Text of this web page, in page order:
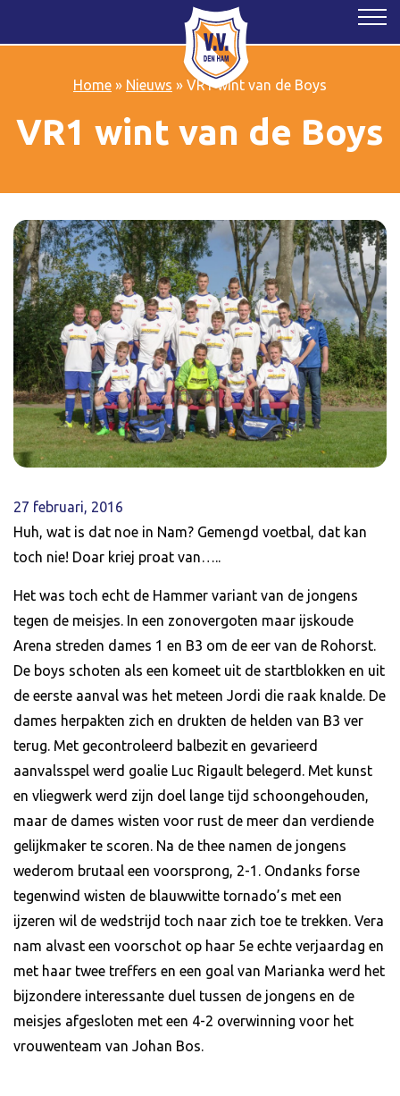
Home» Nieuws » VR1 wint van de Boys
VR1 wint van de Boys
27 februari, 2016
Huh, wat is dat noe in Nam? Gemengd voetbal, dat kan
toch nie! Doar kriej proat van…..
Het was toch echt de Hammer variant van de jongens
tegen de meisjes. In een zonovergoten maar ijskoude
Arena streden dames 1 en B3 om de eer van de Rohorst.
De boys schoten als een komeet uit de startblokken en uit
de eerste aanval was het meteen Jordi die raak knalde. De
dames herpakten zich en drukten de helden van B3 ver
terug. Met gecontroleerd balbezit en gevarieerd
aanvalsspel werd goalie Luc Rigault belegerd. Met kunst
en vliegwerk werd zijn doel lange tijd schoongehouden,
maar de dames wisten voor rust de meer dan verdiende
gelijkmaker te scoren. Na de thee namen de jongens
wederom brutaal een voorsprong, 2-1. Ondanks forse
tegenwind wisten de blauwwitte tornado’s met een
ijzeren wil de wedstrijd toch naar zich toe te trekken. Vera
nam alvast een voorschot op haar 5e echte verjaardag en
met haar twee treffers en een goal van Marianka werd het
bijzondere interessante duel tussen de jongens en de
meisjes afgesloten met een 4-2 overwinning voor het
vrouwenteam van Johan Bos.